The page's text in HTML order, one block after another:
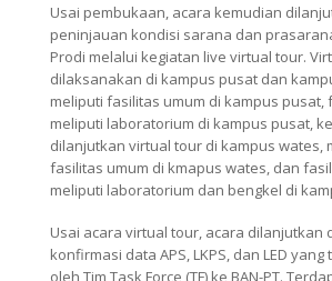
Usai pembukaan, acara kemudian
peninjauan kondisi sarana dan
Prodi melalui kegiatan live virtual tour.
dilaksanakan di kampus pusat dan
meliputi fasilitas umum di kampus pusat,
meliputi laboratorium di kampus pusat,
dilanjutkan virtual tour di kampus wates,
fasilitas umum di kmapus wates, dan
meliputi laboratorium dan bengkel di
Usai acara virtual tour, acara dilanjutkan
konfirmasi data APS, LKPS, dan LED
oleh Tim Task Force (TF) ke BAN-PT.